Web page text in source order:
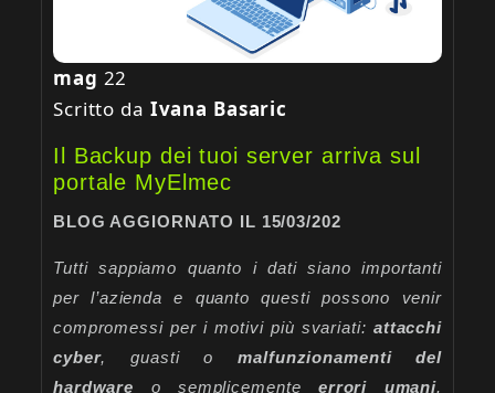
mag 22
Scritto da Ivana Basaric
Il Backup dei tuoi server arriva sul
portale MyElmec
BLOG AGGIORNATO IL 15/03/202
Tutti sappiamo quanto i dati siano importanti
per l’azienda e quanto questi possono venir
compromessi per i motivi più svariati: attacchi
cyber, guasti omalfunzionamenti del
hardware o semplicemente errori umani.